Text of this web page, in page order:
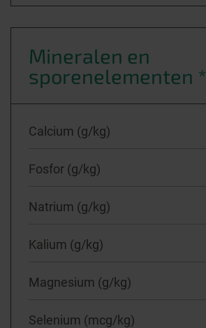
Mineralen en
sporenelementen *
Calcium (g/kg)
Fosfor (g/kg)
Natrium (g/kg)
Kalium (g/kg)
Magnesium (g/kg)
Selenium (mcg/kg)